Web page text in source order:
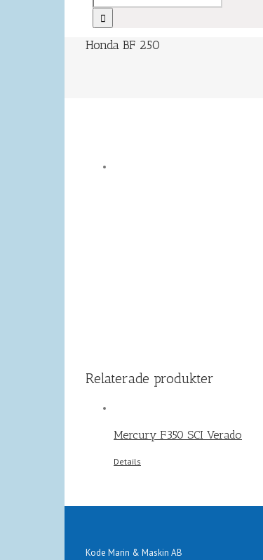
Honda BF 250
Relaterade produkter
Mercury F350 SCI Verado
Details
Kode Marin & Maskin AB